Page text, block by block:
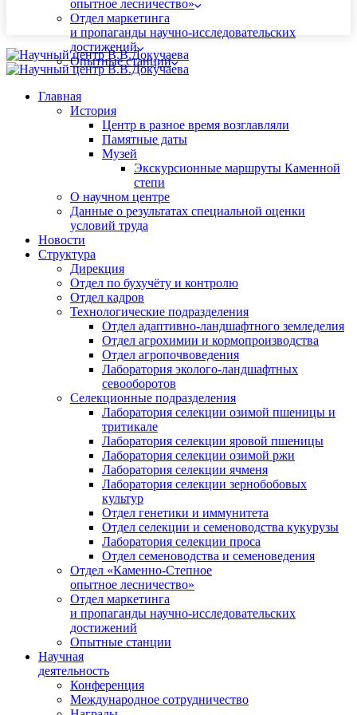
опытное лесничество»
Отдел маркетинга
и пропаганды научно-исследовательских
достижений
Опытные станции
Главная
История
Центр в разное время возглавляли
Памятные даты
Музей
Экскурсионные маршруты Каменной
степи
О научном центре
Данные о результатах специальной оценки
условий труда
Новости
Структура
Дирекция
Отдел по бухучёту и контролю
Отдел кадров
Технологические подразделения
Отдел адаптивно-ландшафтного земледелия
Отдел агрохимии и кормопроизводства
Отдел агропочвоведения
Лаборатория эколого-ландшафтных
севооборотов
Селекционные подразделения
Лаборатория селекции озимой пшеницы и
тритикале
Лаборатория селекции яровой пшеницы
Лаборатория селекции озимой ржи
Лаборатория селекции ячменя
Лаборатория селекции зернобобовых
культур
Отдел генетики и иммунитета
Отдел селекции и семеноводства кукурузы
Лаборатория селекции проса
Отдел семеноводства и семеноведения
Отдел «Каменно-Степное
опытное лесничество»
Отдел маркетинга
и пропаганды научно-исследовательских
достижений
Опытные станции
Научная
деятельность
Конференция
Международное сотрудничество